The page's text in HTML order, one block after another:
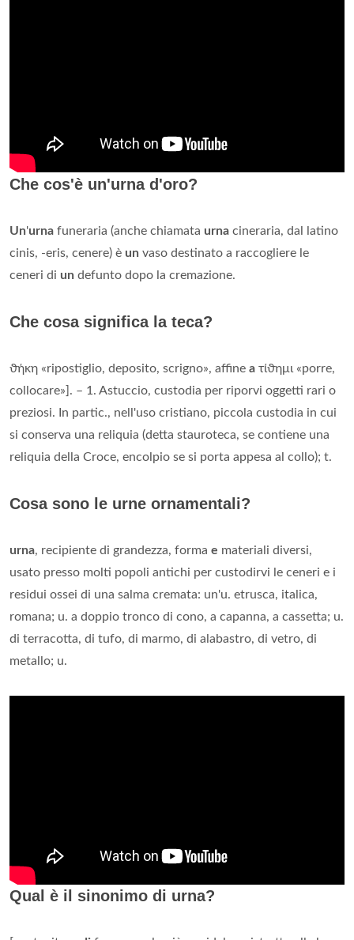
Che cos'è un'urna d'oro?
Un'urna funeraria (anche chiamata urna cineraria, dal latino
cinis, -eris, cenere) è un vaso destinato a raccogliere le
ceneri di un defunto dopo la cremazione.
Che cosa significa la teca?
ϑήκη «ripostiglio, deposito, scrigno», affine a τίϑημι «porre,
collocare»]. – 1. Astuccio, custodia per riporvi oggetti rari o
preziosi. In partic., nell'uso cristiano, piccola custodia in cui
si conserva una reliquia (detta stauroteca, se contiene una
reliquia della Croce, encolpio se si porta appesa al collo); t.
Cosa sono le urne ornamentali?
urna, recipiente di grandezza, forma e materiali diversi,
usato presso molti popoli antichi per custodirvi le ceneri e i
residui ossei di una salma cremata: un'u. etrusca, italica,
romana; u. a doppio tronco di cono, a capanna, a cassetta; u.
di terracotta, di tufo, di marmo, di alabastro, di vetro, di
metallo; u.
Qual è il sinonimo di urna?